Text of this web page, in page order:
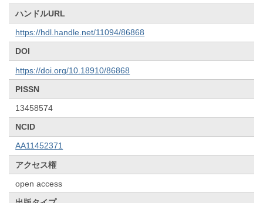
ハンドルURL
https://hdl.handle.net/11094/86868
DOI
https://doi.org/10.18910/86868
PISSN
13458574
NCID
AA11452371
アクセス権
open access